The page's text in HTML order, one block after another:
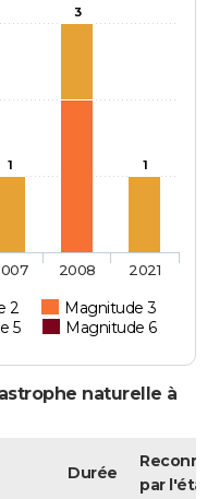
1
3
1
2
Magnitude 3
5 Magnitude 6
2008 2021
naturelle à
Durée
par